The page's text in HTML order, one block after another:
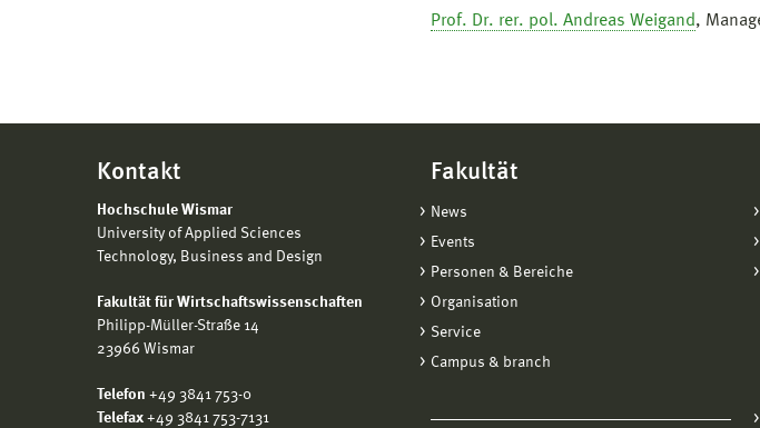
Prof. Dr. rer. pol. Andreas Weigand,
Kontakt
Hochschule Wismar
University of Applied Sciences
Technology, Business and Design
Fakultät für Wirtschaftswissenschaften
Philipp-Müller-Straße 14
23966 Wismar
Telefon +49 3841 753-0
Telefax +49 3841 753-7131
Fakultät
News
Events
Personen & Bereiche
Organisation
Service
Campus & branch